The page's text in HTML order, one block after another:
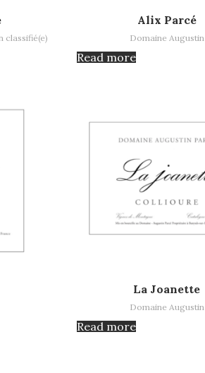
classifié(e)
Alix Parcé
Domaine Augustin
Read more
Read moreLa Joanette
Domaine Augustin
Read more